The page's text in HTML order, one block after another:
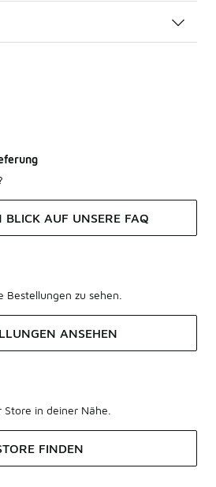
BLICK AUF UNSERE FAQ
zu sehen.
ANSEHEN
in deiner Nähe.
FINDEN